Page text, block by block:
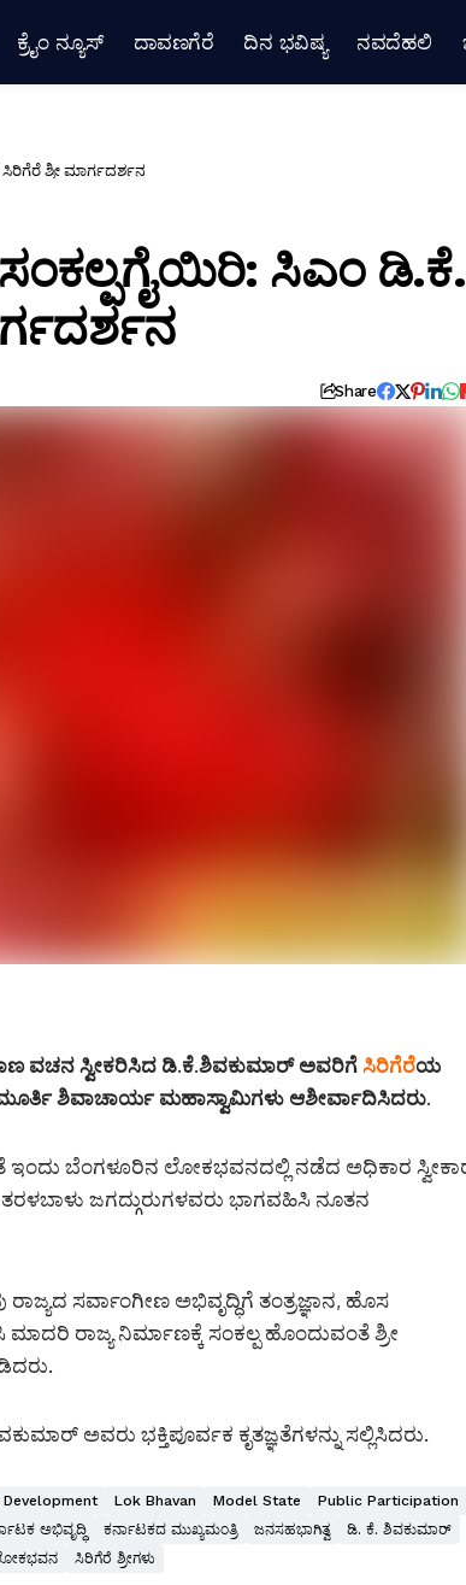
ಕ್ರೈಂ ನ್ಯೂಸ್ ದಾವಣಗೆರೆ ದಿನ ಭವಿಷ್ಯ ನವದೆಹಲಿ
ಶ್ರೀ ಮಾರ್ಗದರ್ಶನ
ಸಿಎಂ ಡಿ.ಕೆ.
Share
ವಚನ ಸ್ವೀಕರಿಸಿದ ಡಿ.ಕೆ.ಶಿವಕುಮಾರ್ ಅವರಿಗೆಸಿರಿಗೆರೆಯ
ಶಿವಾಚಾರ್ಯ ಮಹಾಸ್ವಾಮಿಗಳು ಆಶೀರ್ವಾದಿಸಿದರು.
ಇಂದು ಬೆಂಗಳೂರಿನ ಲೋಕಭವನದಲ್ಲಿ ನಡೆದ ಅಧಿಕಾರ
ಜಗದ್ಗುರುಗಳವರು ಭಾಗವಹಿಸಿ ನೂತನ
ಸರ್ವಾಂಗೀಣ ಅಭಿವೃದ್ಧಿಗೆ ತಂತ್ರಜ್ಞಾನ, ಹೊಸ
ರಾಜ್ಯ ನಿರ್ಮಾಣಕ್ಕೆ ಸಂಕಲ್ಪ ಹೊಂದುವಂತೆ ಶ್ರೀ
ಅವರು ಭಕ್ತಿಪೂರ್ವಕ ಕೃತಜ್ಞತೆಗಳನ್ನು ಸಲ್ಲಿಸಿದರು.
Lok Bhavan Model State
Public Participation
ಅಭಿವೃದ್ಧಿ ಕರ್ನಾಟಕದ ಮುಖ್ಯಮಂತ್ರಿ ಜನಸಹಭಾಗಿತ್ವ
ಡಿ. ಕೆ. ಶಿವಕುಮಾರ್
ಸಿರಿಗೆರೆ ಶ್ರೀಗಳು